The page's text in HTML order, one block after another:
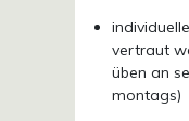
vertraut
üben an
montags)